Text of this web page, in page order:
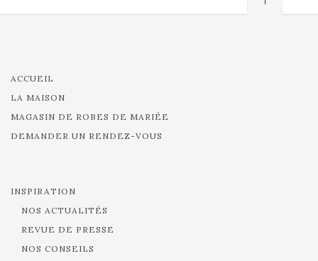
ACCUEIL
LA MAISON
MAGASIN DE ROBES DE MARIÉE
DEMANDER UN RENDEZ-VOUS
INSPIRATION
NOS ACTUALITÉS
REVUE DE PRESSE
NOS CONSEILS